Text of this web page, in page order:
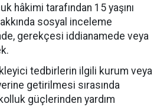
hâkimi tarafından 15 yaşını
sosyal inceleme
gerekçesi iddianamede veya
tedbirlerin ilgili kurum veya
getirilmesi sırasında
güçlerinden yardım